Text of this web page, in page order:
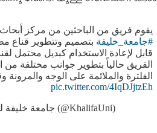
يقوم فريق من الباحثين من مركز أبحاث
#جامعة_خليفة بتصميم وتتطوير قناع
الفريق حالياً بتطوير جوانب مختلفة من
الفلترة والملائمة على الوجه والمرونة
pic.twitter.com/4IqDJjtzEh
— جامعة خليفة للعلوم والتكنولوجيا (@KhalifaUni)